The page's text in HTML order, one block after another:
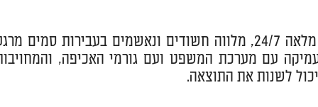
עורך דין אלון ארז, עם ניסיון של 17 שנים בתחום הפלילי וזמינות מלאה 24/7, מלווה חשודים ונאשמים בעבירות סמים
עם מערכת המשפט ועם גורמי האכיפה,
לשנות את התוצאה.